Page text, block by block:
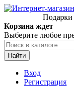
Корзина ждет
Выберите любое
Найти
Вход
Регистрация